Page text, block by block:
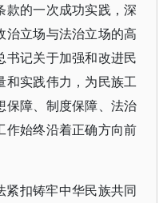
款的一次成功实践，深
治立场与法治立场的高
书记关于加强和改进民
和实践伟力，为民族工
保障、制度保障、法治
作始终沿着正确方向前
紧扣铸牢中华民族共同